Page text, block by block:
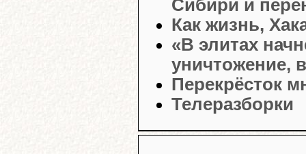
Сибири и
Как жизнь,
«В элитах
уничтожение,
Перекрёсток
Телеразборки